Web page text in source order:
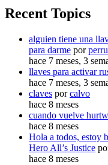
Recent Topics
alguien tiene una
para darme por
hace 7 meses, 3
llaves para activar
hace 7 meses, 3
claves porcalvo
hace 8 meses
cuando vuelve
hace 8 meses
Hola a todos, estoy
Hero All’s Justice
hace 8 meses